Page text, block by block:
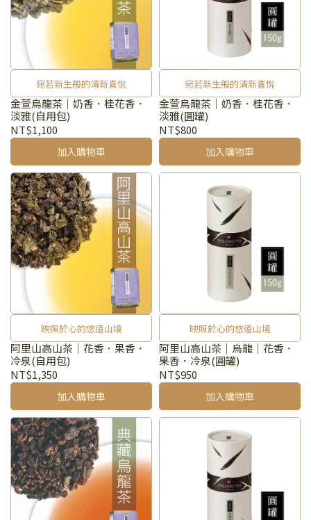
宛若新生般的清新喜悅
金萱烏龍茶｜奶香．桂花香．
淡雅(自用包)
NT$1,100
加入購物車
宛若新生般的清新喜悅
金萱烏龍茶｜奶香．桂花香．
淡雅(圓罐)
NT$800
加入購物車
映照於心的悠遠山境
阿里山高山茶｜花香．果香．
冷泉(自用包)
NT$1,350
加入購物車
映照於心的悠遠山境
阿里山高山茶｜烏龍｜花香．
果香．冷泉(圓罐)
NT$950
加入購物車